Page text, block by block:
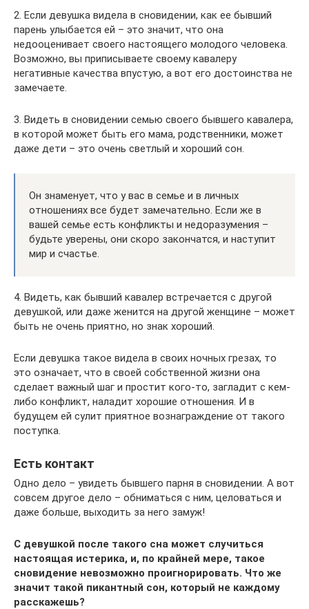
2. Если девушка видела в сновидении, как ее бывший
парень улыбается ей – это значит, что она
недооценивает своего настоящего молодого человека.
Возможно, вы приписываете своему кавалеру
негативные качества впустую, а вот его достоинства не
замечаете.
3. Видеть в сновидении семью своего бывшего кавалера,
в которой может быть его мама, родственники, может
даже дети – это очень светлый и хороший сон.
Он знаменует, что у вас в семье и в личных
отношениях все будет замечательно. Если же в
вашей семье есть конфликты и недоразумения –
будьте уверены, они скоро закончатся, и наступит
мир и счастье.
4. Видеть, как бывший кавалер встречается с другой
девушкой, или даже женится на другой женщине – может
быть не очень приятно, но знак хороший.
Если девушка такое видела в своих ночных грезах, то
это означает, что в своей собственной жизни она
сделает важный шаг и простит кого-то, загладит с кем-
либо конфликт, наладит хорошие отношения. И в
будущем ей сулит приятное вознаграждение от такого
поступка.
Есть контакт
Одно дело – увидеть бывшего парня в сновидении. А вот
совсем другое дело – обниматься с ним, целоваться и
даже больше, выходить за него замуж!
С девушкой после такого сна может случиться
настоящая истерика, и, по крайней мере, такое
сновидение невозможно проигнорировать. Что же
значит такой пикантный сон, который не каждому
расскажешь?